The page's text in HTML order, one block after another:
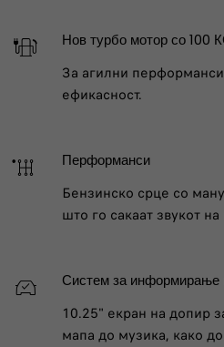
Нов турбо мотор со 100
За агилни
ефикасност.
Перформанси
Бензинско срце со
што го сакаат звукот
Систем за информирање
10.25" екран на допир
мапа до музика, како